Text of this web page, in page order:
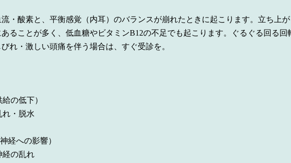
・酸素と、平衡感覚（内耳）のバランスが崩れたときに起こります。立ち上
ることが多く、低血糖やビタミンB12の不足でも起こります。ぐるぐる回る
れ・激しい頭痛を伴う場合は、すぐ受診を。
の低下）
れ・脱水
経への影響）
経の乱れ